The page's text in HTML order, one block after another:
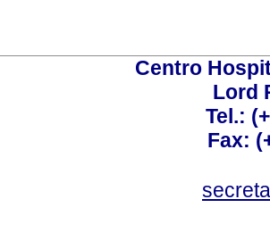
Centro
Lord
Tel.:
Fax: